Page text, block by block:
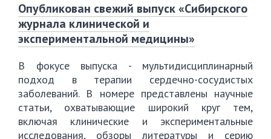
Опубликован свежий выпуск «Сибирского
журнала клинической и
экспериментальной медицины»
В фокусе выпуска - мультидисциплинарный
подход в терапии сердечно-сосудистых
заболеваний. В номере представлены научные
статьи, охватывающие широкий круг тем,
включая клинические и экспериментальные
исследования, обзоры литературы и серию